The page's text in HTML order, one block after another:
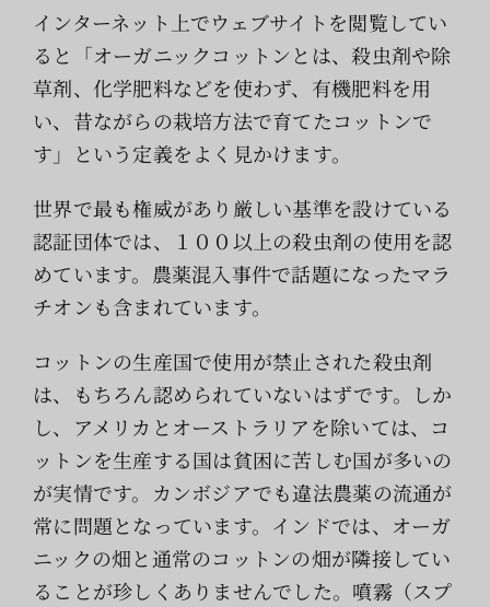
インターネット上でウェブサイトを閲覧してい
ると「オーガニックコットンとは、殺虫剤や除
草剤、化学肥料などを使わず、有機肥料を用
い、昔ながらの栽培方法で育てたコットンで
す」という定義をよく見かけます。
世界で最も権威があり厳しい基準を設けている
認証団体では、１００以上の殺虫剤の使用を認
めています。農薬混入事件で話題になったマラ
チオンも含まれています。
コットンの生産国で使用が禁止された殺虫剤
は、もちろん認められていないはずです。しか
し、アメリカとオーストラリアを除いては、コ
ットンを生産する国は貧困に苦しむ国が多いの
が実情です。カンボジアでも違法農薬の流通が
常に問題となっています。インドでは、オーガ
ニックの畑と通常のコットンの畑が隣接してい
ることが珍しくありませんでした。噴霧（スプ